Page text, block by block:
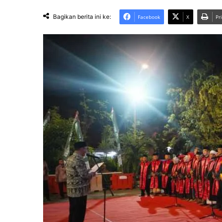
Bagikan berita ini ke: Facebook X